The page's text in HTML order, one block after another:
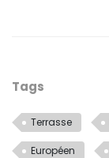
Tags
Terrasse
Européen